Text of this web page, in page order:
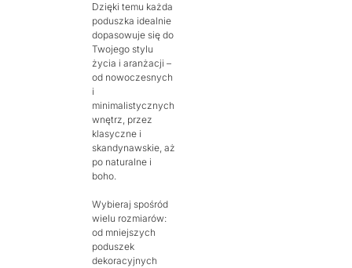
Dzięki temu każda
poduszka idealnie
dopasowuje się do
Twojego stylu
życia i aranżacji –
od nowoczesnych
i
minimalistycznych
wnętrz, przez
klasyczne i
skandynawskie, aż
po naturalne i
boho.
Wybieraj spośród
wielu rozmiarów:
od mniejszych
poduszek
dekoracyjnych